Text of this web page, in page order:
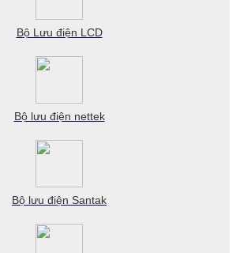
Bộ Lưu điện LCD
Bộ lưu điện nettek
Bộ lưu điện Santak